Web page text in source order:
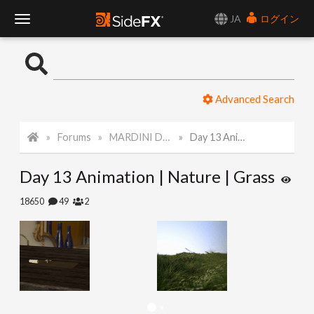
JA
ログイン
o
l
a
Advanced Search
Forums MARDINI Daily Challenge 2021 Day 13 Animation | Nature | Grass
Day 13 Animation | Nature | Grass
18650 49 2